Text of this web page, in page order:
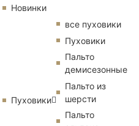
Новинки
Пуховики
все пуховики
Пуховики
Пальто
демисезонные
Пальто из
шерсти
Пальто